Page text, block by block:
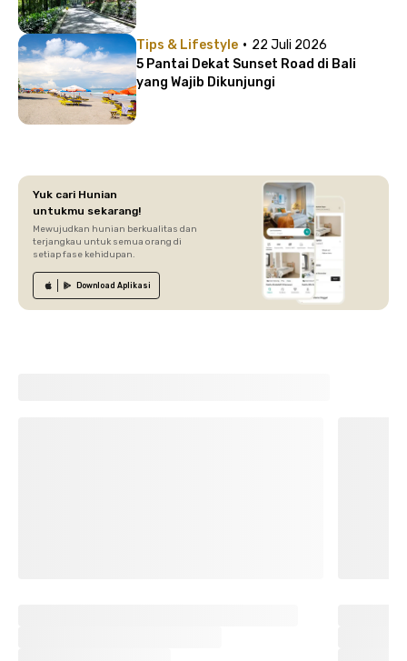
Tips & Lifestyle · 22 Juli 2026
5 Pantai Dekat Sunset Road di Bali
yang Wajib Dikunjungi
Yuk cari Hunian
untukmu sekarang!
Mewujudkan hunian berkualitas dan
terjangkau untuk semua orang di
setiap fase kehidupan.
Download Aplikasi